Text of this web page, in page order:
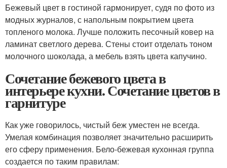
Бежевый цвет в гостиной гармонирует, судя по фото из
модных журналов, с напольным покрытием цвета
топленого молока. Лучше положить песочный ковер на
ламинат светлого дерева. Стены стоит отделать тоном
молочного шоколада, а мебель взять цвета капучино.
Сочетание бежевого цвета в
интерьере кухни. Сочетание цветов в
гарнитуре
Как уже говорилось, чистый беж уместен не всегда.
Умелая комбинация позволяет значительно расширить
его сферу применения. Бело-бежевая кухонная группа
создается по таким правилам: